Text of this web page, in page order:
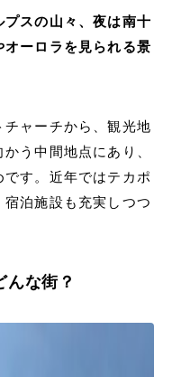
スの山々、夜は南十
ーロラを見られる景
ャーチから、観光地
う中間地点にあり、
す。近年ではテカポ
泊施設も充実しつつ
な街？